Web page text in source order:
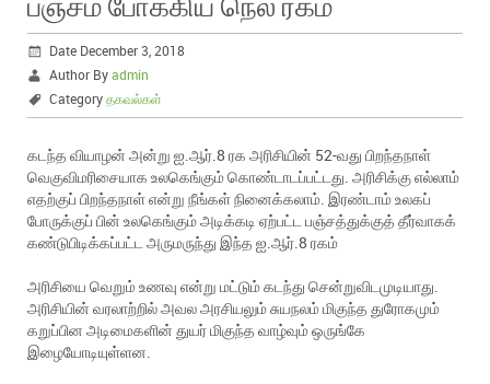
Date December 3, 2018
Author Byadmin
Categoryதகவல்கள்
கடந்த வியாழன் அன்று ஐ.ஆர்.8 ரக அரிசியின் 52-வது பிறந்தநாள்
வெகுவிமரிசையாக உலகெங்கும் கொண்டாடப்பட்டது. அரிசிக்கு எல்லாம்
எதற்குப் பிறந்தநாள் என்று நீங்கள் நினைக்கலாம். இரண்டாம் உலகப்
போருக்குப் பின் உலகெங்கும் அடிக்கடி ஏற்பட்ட பஞ்சத்துக்குத் தீர்வாகக்
கண்டுபிடிக்கப்பட்ட அருமருந்து இந்த ஐ.ஆர்.8 ரகம்
அரிசியை வெறும் உணவு என்று மட்டும் கடந்து சென்றுவிடமுடியாது.
அரிசியின் வரலாற்றில் அவல அரசியலும் சுயநலம் மிகுந்த துரோகமும்
கறுப்பின அடிமைகளின் துயர் மிகுந்த வாழ்வும் ஒருங்கே
இழையோடியுள்ளன.